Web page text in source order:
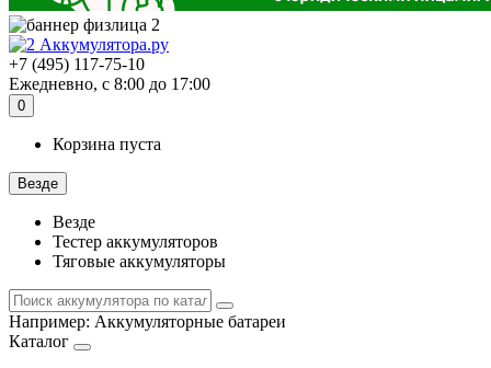
+7 (495) 117-75-10
Ежедневно, с 8:00 до 17:00
0
Корзина пуста
Везде
Везде
Тестер аккумуляторов
Тяговые аккумуляторы
Например: Аккумуляторные батареи
Каталог